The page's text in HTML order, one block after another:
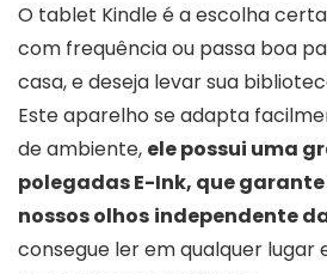
O tablet Kindle é a escolha
com frequência ou passa boa
casa, e deseja levar sua
Este aparelho se adapta
de ambiente, ele possui uma
polegadas E-Ink, que
nossos olhos independente
consegue ler em qualquer lugar